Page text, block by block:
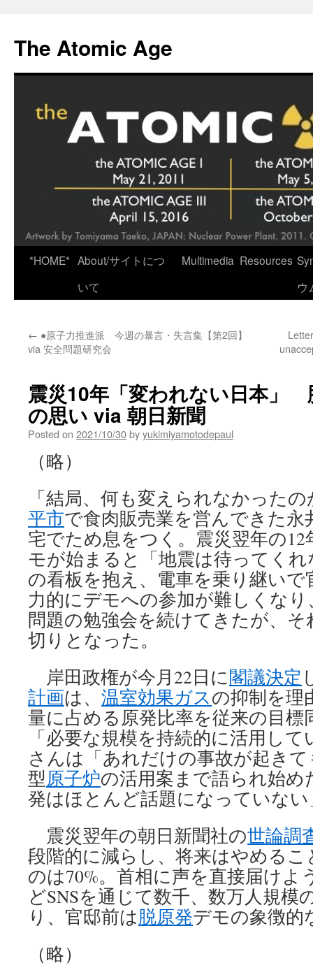
content
The Atomic Age
*HOME* About/サイトにつ
いて
Multimedia Resources
ウ
← ●原子力推進派 今週の暴言・失言集【第2回】
via 安全問題研究会
震災10年「変われない日本」
の思い via 朝日新聞
Posted on 2021/10/30byyukimiyamotodepaul
（略）
「結局、何も変えられなかった
平市で食肉販売業を営んできた永
宅でため息をつく。震災翌年の12
モが始まると「地震は待ってく
の看板を抱え、電車を乗り継い
力的にデモへの参加が難しくな
問題の勉強会を続けてきたが、
切りとなった。
岸田政権が今月22日に閣議決定
計画は、 温室効果ガスの抑制を理
量に占める原発比率を従来の目標
「必要な規模を持続的に活用し
さんは「あれだけの事故が起き
型原子炉の活用案まで語られ始め
発はほとんど話題になっていな
震災翌年の朝日新聞社の世論調
段階的に減らし、将来はやめる
のは70%。首相に声を直接届けよ
どSNSを通じて数千、数万人規模
り、官邸前は脱原発デモの象徴的
（略）